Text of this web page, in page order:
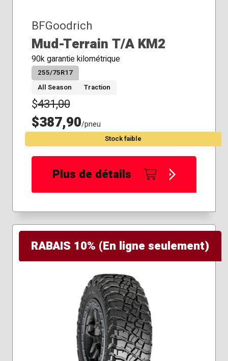
BFGoodrich
Mud-Terrain T/A KM2
90k garantie kilométrique
255/75R17
All Season
Traction
$431,00
$387,90/pneu
Stock faible
Plus de détails
RABAIS 10% (En ligne seulement)